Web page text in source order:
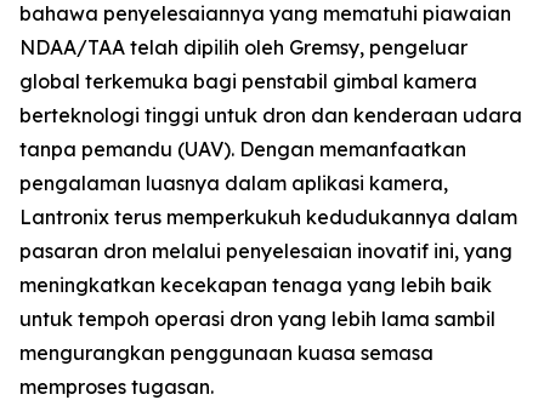
bahawa penyelesaiannya yang mematuhi piawaian
NDAA/TAA telah dipilih oleh Gremsy, pengeluar
global terkemuka bagi penstabil gimbal kamera
berteknologi tinggi untuk dron dan kenderaan udara
tanpa pemandu (UAV). Dengan memanfaatkan
pengalaman luasnya dalam aplikasi kamera,
Lantronix terus memperkukuh kedudukannya dalam
pasaran dron melalui penyelesaian inovatif ini, yang
meningkatkan kecekapan tenaga yang lebih baik
untuk tempoh operasi dron yang lebih lama sambil
mengurangkan penggunaan kuasa semasa
memproses tugasan.